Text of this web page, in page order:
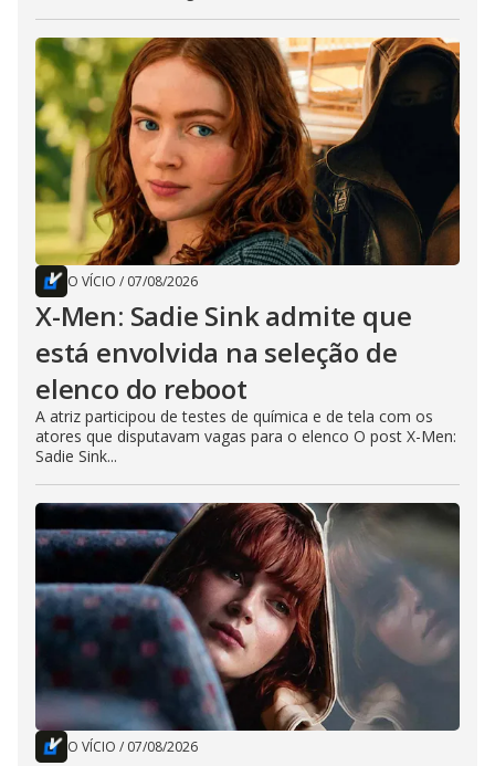
O VÍCIO / 07/08/2026
X-Men: Sadie Sink admite que
está envolvida na seleção de
elenco do reboot
A atriz participou de testes de química e de tela com os
atores que disputavam vagas para o elenco O post X-Men:
Sadie Sink...
O VÍCIO / 07/08/2026